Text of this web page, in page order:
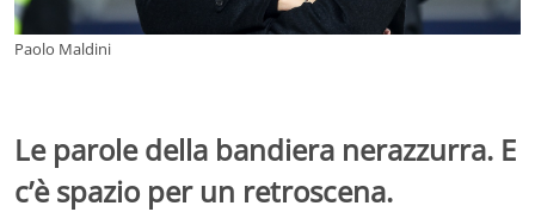
Paolo Maldini
Le parole della bandiera nerazzurra. E
c’è spazio per un retroscena.